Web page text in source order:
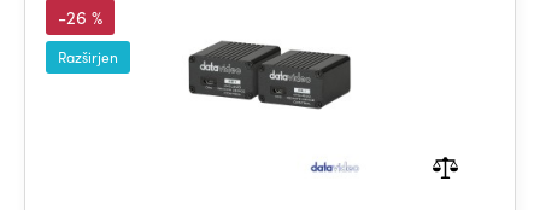
-26 %
Razširjen